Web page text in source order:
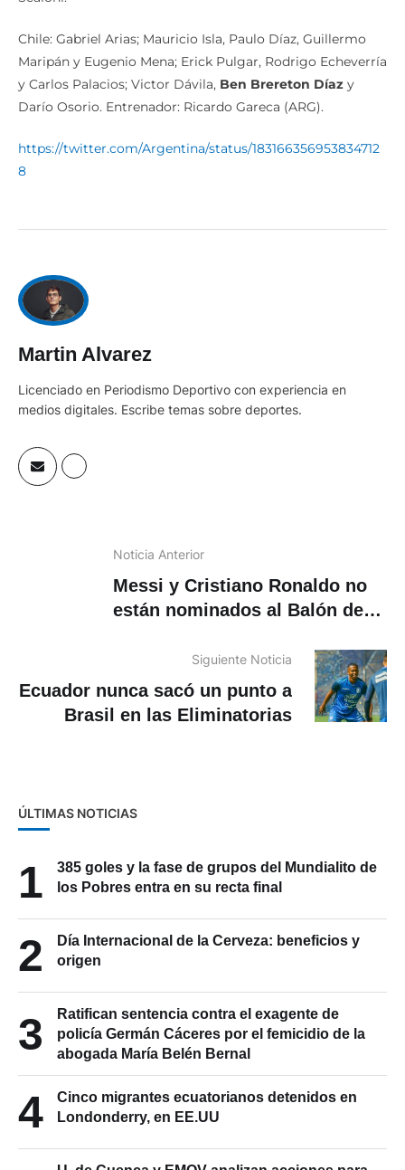
Chile: Gabriel Arias; Mauricio Isla, Paulo Díaz, Guillermo
Maripán y Eugenio Mena; Erick Pulgar, Rodrigo Echeverría
y Carlos Palacios; Victor Dávila, Ben Brereton Díaz y
Darío Osorio. Entrenador: Ricardo Gareca (ARG).
https://twitter.com/Argentina/status/183166356953834712
8
Martin Alvarez
Licenciado en Periodismo Deportivo con experiencia en
medios digitales. Escribe temas sobre deportes.
Noticia Anterior
Messi y Cristiano Ronaldo no
están nominados al Balón de
Siguiente Noticia
Ecuador nunca sacó un punto a
Brasil en las Eliminatorias
ÚLTIMAS NOTICIAS
1
385 goles y la fase de grupos del Mundialito de
los Pobres entra en su recta final
2
Día Internacional de la Cerveza: beneficios y
origen
3
Ratifican sentencia contra el exagente de
policía Germán Cáceres por el femicidio de la
abogada María Belén Bernal
4
Cinco migrantes ecuatorianos detenidos en
Londonderry, en EE.UU